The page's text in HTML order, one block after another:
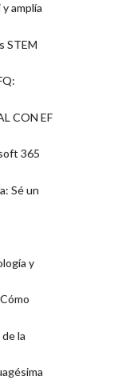
amplía
STEM
CON EF
365
Sé un
y
la